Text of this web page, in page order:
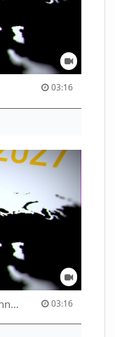
03:16
Procédure de mise au concours annuelle 2027 - Part. 2 03:16